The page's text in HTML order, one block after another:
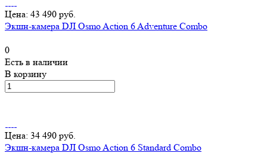
Цена: 43 490 руб.
Экшн-камера DJI Osmo Action 6 Adventure Combo
0
Есть в наличии
В корзину
Цена: 34 490 руб.
Экшн-камера DJI Osmo Action 6 Standard Combo